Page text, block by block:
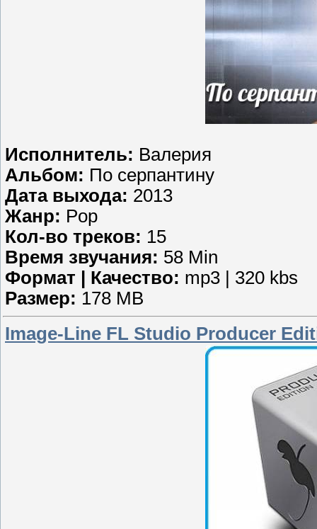
Исполнитель: Валерия
Альбом: По серпантину
Дата выхода: 2013
Жанр: Pop
Кол-во треков: 15
Время звучания: 58 Min
Формат | Качество: mp3 | 320 kbs
Размер: 178 MB
Image-Line FL Studio Producer